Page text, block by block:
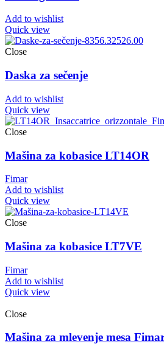
Add to wishlist
Quick view
Close
Daska za sečenje
Add to wishlist
Quick view
Close
Mašina za kobasice LT14OR
Fimar
Add to wishlist
Quick view
Close
Mašina za kobasice LT7VE
Fimar
Add to wishlist
Quick view
Close
Mašina za mlevenje mesa